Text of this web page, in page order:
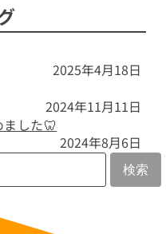
2025年4月18日
2024年11月11日
した🦷
2024年8月6日
検索